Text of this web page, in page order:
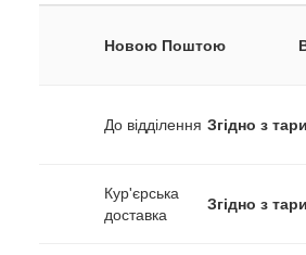
Новою Поштою
До відділення Згідно з
Кур'єрська
доставка
Згідно з